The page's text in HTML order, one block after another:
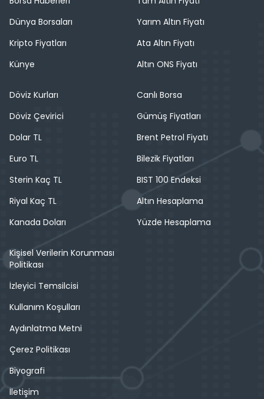
Dünya Borsaları
Kripto Fiyatları
Künye
Yarım Altın Fiyatı
Ata Altın Fiyatı
Altın ONS Fiyatı
Döviz Kurları
Döviz Çevirici
Dolar TL
Euro TL
Sterin Kaç TL
Riyal Kaç TL
Kanada Doları
Canlı Borsa
Gümüş Fiyatları
Brent Petrol Fiyatı
Bilezik Fiyatları
BIST 100 Endeksi
Altın Hesaplama
Yüzde Hesaplama
Kişisel Verilerin Korunması
Politikası
İzleyici Temsilcisi
Kullanım Koşulları
Aydınlatma Metni
Çerez Politikası
Biyografi
İletişim